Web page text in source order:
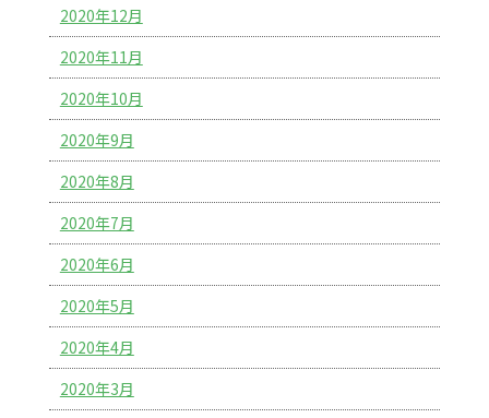
2020年12月
2020年11月
2020年10月
2020年9月
2020年8月
2020年7月
2020年6月
2020年5月
2020年4月
2020年3月